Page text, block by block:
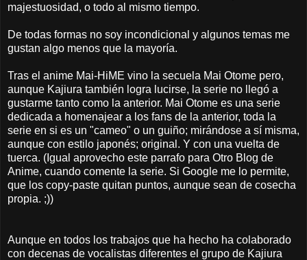
majestuosidad, o todo al mismo tiempo.
De todas formas no soy incondicional y algunos temas me
gustan algo menos que la mayoría.
Tras el anime Mai-HiME vino la secuela Mai Otome pero,
aunque Kajiura también logra lucirse, la serie no llegó a
gustarme tanto como la anterior. Mai Otome es una serie
dedicada a homenajear a los fans de la anterior, toda la
serie en si es un "cameo" o un guiño; mirándose a sí misma,
aunque con estilo japonés; original. Y con una vuelta de
tuerca. (Igual aprovecho este parrafo para Otro Blog de
Anime, cuando comente la serie. Si Google me lo permite,
que los copy-paste quitan puntos, aunque sean de cosecha
propia. ;))
Aunque en todos los trabajos que ha hecho ha colaborado
con decenas de vocalistas diferentes el grupo de Kajiura